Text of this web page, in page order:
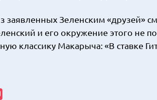
Зеленским «друзей»
и его окружение этого не
классику Макарыча: «В ставке